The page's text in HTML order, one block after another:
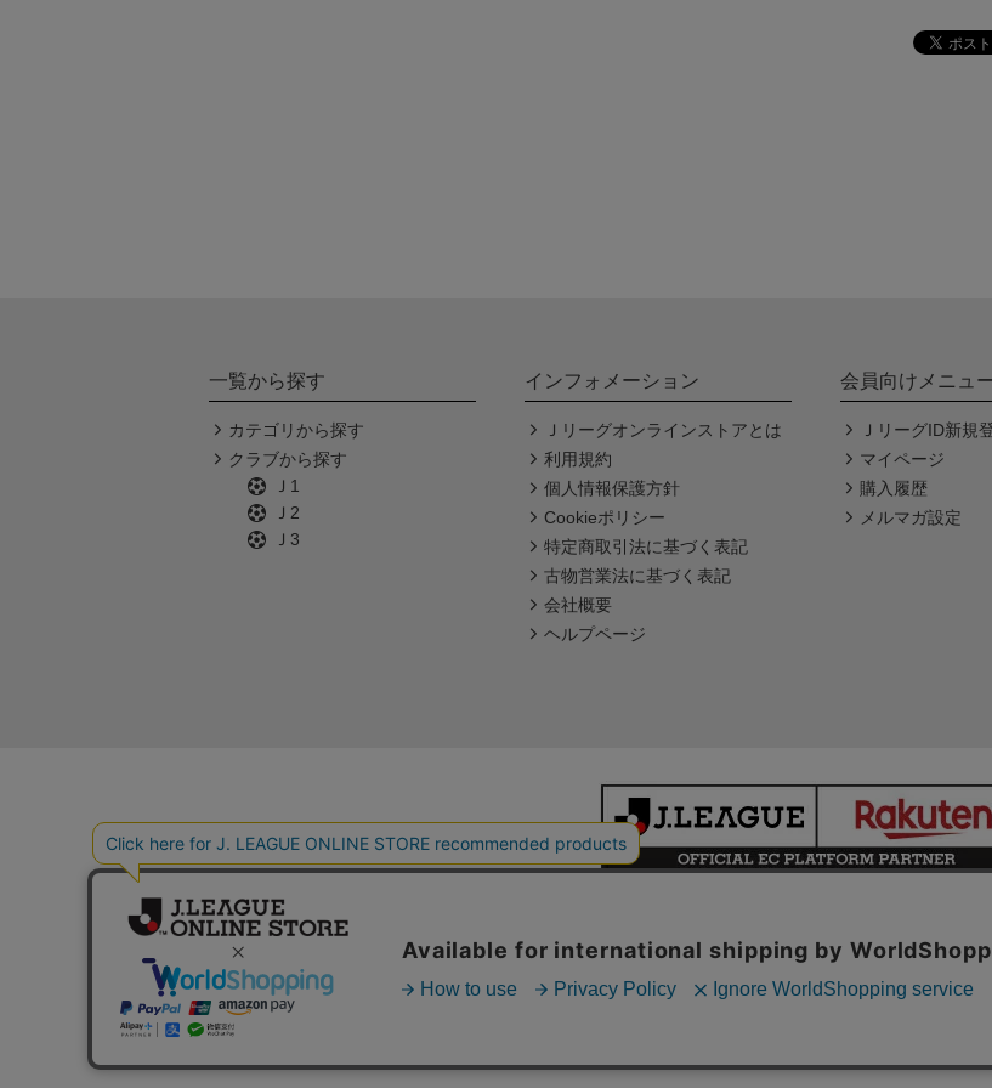
一覧から探す
カテゴリから探す
クラブから探す
Ｊ1
Ｊ2
Ｊ3
インフォメーション
Ｊリーグオンラインストアとは
利用規約
個人情報保護方針
Cookieポリシー
特定商取引法に基づく表記
古物営業法に基づく表記
会社概要
ヘルプページ
会員向けメニュ
ＪリーグID新規
マイページ
購入履歴
メルマガ設定
本サイトで使用している文章・画像等の無断での複製・転載を禁
© JAPAN PROFESSIONAL FOOTBALL LEAGUE Rakuten
ALL RIGHTS RESERVED.